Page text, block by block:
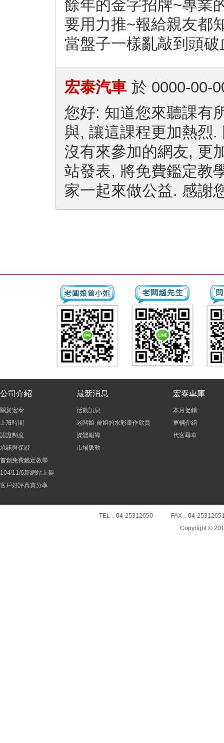
餘年的金字招牌~專業
要用力推~報給親友都
當盤子一樣亂敲到頭
宏泰汽車 於 0000-00-
您好: 知道您來聽課有
與, 讓這課程更加熱烈
沒有來參加的網友, 更
站發表, 將免費鑑定教
家一起來做公益. 感謝
公司介紹
關於宏泰
上班時間
認證制度
承諾與保證
首創免費鑑定教學
104/11/6新網站上架
客戶好評真實分享
最新消息
活動訊息
老闆娘-曾姐的水彩畫作欣賞
媒體報導
市場脈動
宏泰車庫
本月促銷
車輛介紹
代客尋車
TEL：04-25312650 FAX：04-25312651
Copyright ©